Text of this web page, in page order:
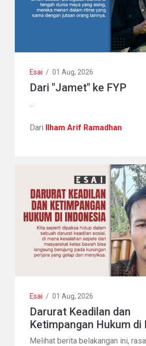
Esai / 01 Aug, 2026
Dari "Jamet" ke FYP
...
Dari Ilham Arif Ramadhan
Esai / 01 Aug, 2026
Darurat Keadilan dan
Ketimpangan Hukum di
Melihat berita belakangan ini,